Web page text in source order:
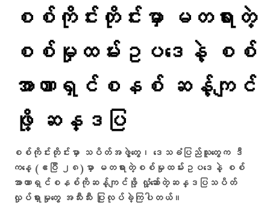
စစ်ကိုင်းတိုင်းမှာ မတရားတဲ့
စစ်မှုထမ်းဥပဒေနဲ့ စစ်
အာဏာရှင်စနစ် ဆန့်ကျင်
ဖို့ ဆန္ဒပြ
စစ်ကိုင်းတိုင်းမှာ သပိတ်အဖွဲ့တွေ၊ ဒေသခံပြည်သူတွေက ဒီ
ကနေ့ (ဧပြီ ၂၈)မှာ မတရားတဲ့စစ်မှုထမ်းဥပဒေနဲ့ စစ်
အာဏာရှင်စနစ်ကိုဆန့်ကျင်ဖို့ လှုံ့ဆော်တဲ့ဆန္ဒပြသပိတ်
လှုပ်ရှားမှုတွေ အသီးသီး ပြုလုပ်ခဲ့ကြပါတယ်။